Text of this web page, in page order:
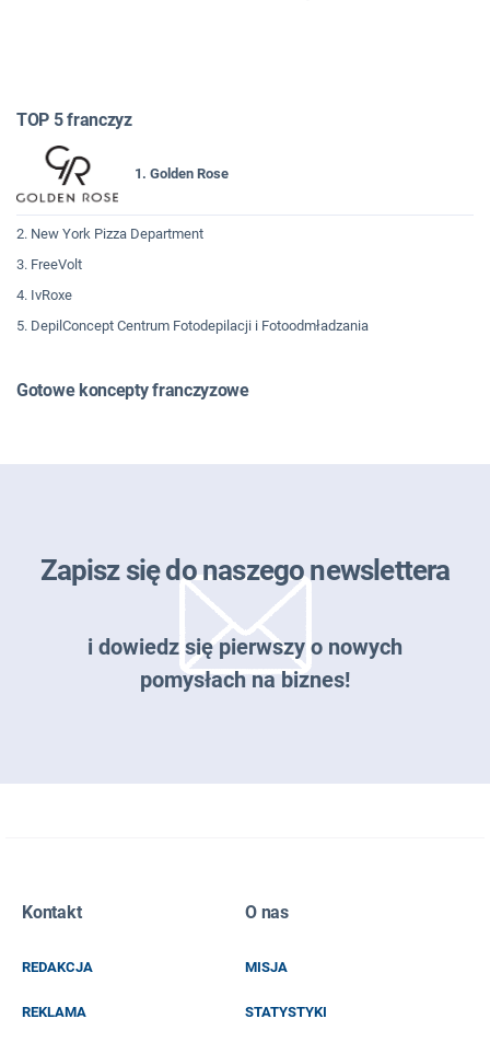
TOP 5 franczyz
1. Golden Rose
2. New York Pizza Department
3. FreeVolt
4. IvRoxe
5. DepilConcept Centrum Fotodepilacji i Fotoodmładzania
Gotowe koncepty franczyzowe
Zapisz się do naszego newslettera
i dowiedz się pierwszy o nowych
pomysłach na biznes!
EMAIL
Kontakt
REDAKCJA
REKLAMA
O nas
MISJA
STATYSTYKI